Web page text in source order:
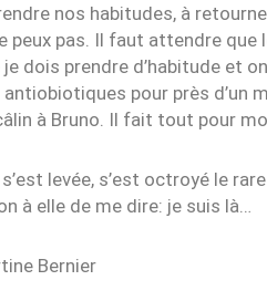
nos habitudes, à
peux pas. Il faut attendre
je dois prendre d’habitude et
antiobiotiques pour près d’un
à Bruno. Il fait tout pour
s’est levée, s’est octroyé le
à elle de me dire: je suis là…
Bernier